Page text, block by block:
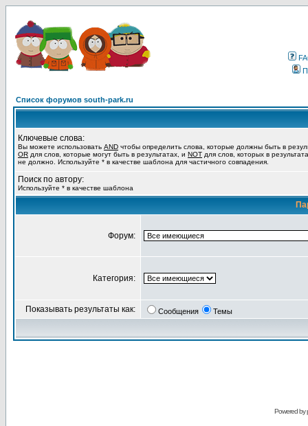
Список форумов south-park.ru
Ключевые слова:
Вы можете использовать AND чтобы определить слова, которые должны быть в
OR для слов, которые могут быть в результатах, и NOT для слов, которых в
не должно. Используйте * в качестве шаблона для частичного совпадения.
Поиск по автору:
Используйте * в качестве шаблона
Форум:
Категория:
Показывать результаты как: Сообщения Темы
Powered by